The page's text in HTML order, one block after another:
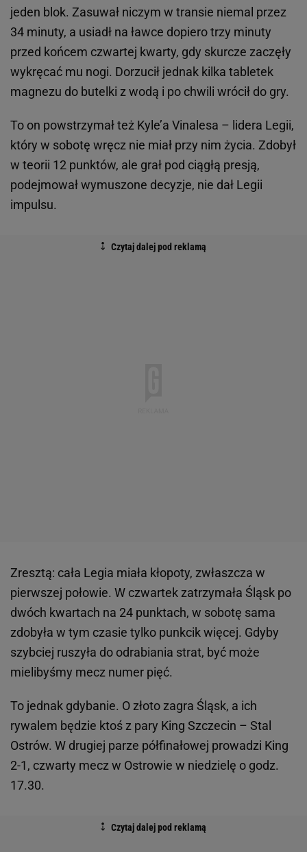
jeden blok. Zasuwał niczym w transie niemal przez
34 minuty, a usiadł na ławce dopiero trzy minuty
przed końcem czwartej kwarty, gdy skurcze zaczęły
wykręcać mu nogi. Dorzucił jednak kilka tabletek
magnezu do butelki z wodą i po chwili wrócił do gry.
To on powstrzymał też Kyle’a Vinalesa – lidera Legii,
który w sobotę wręcz nie miał przy nim życia. Zdobył
w teorii 12 punktów, ale grał pod ciągłą presją,
podejmował wymuszone decyzje, nie dał Legii
impulsu.
Zresztą: cała Legia miała kłopoty, zwłaszcza w
pierwszej połowie. W czwartek zatrzymała Śląsk po
dwóch kwartach na 24 punktach, w sobotę sama
zdobyła w tym czasie tylko punkcik więcej. Gdyby
szybciej ruszyła do odrabiania strat, być może
mielibyśmy mecz numer pięć.
To jednak gdybanie. O złoto zagra Śląsk, a ich
rywalem będzie ktoś z pary King Szczecin – Stal
Ostrów. W drugiej parze półfinałowej prowadzi King
2-1, czwarty mecz w Ostrowie w niedzielę o godz.
17.30.